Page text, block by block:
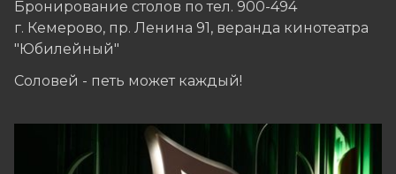
Бронирование столов по тел. 900-494
г. Кемерово, пр. Ленина 91, веранда кинотеатра
"Юбилейный"
Соловей - петь может каждый!